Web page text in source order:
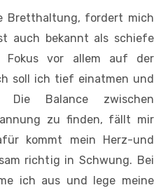
Bretthaltung, fordert mich
auch bekannt als schiefe
Fokus vor allem auf der
soll ich tief einatmen und
Balance zwischen
zu finden, fällt mir
kommt mein Herz-und
richtig in Schwung. Bei
ich aus und lege meine